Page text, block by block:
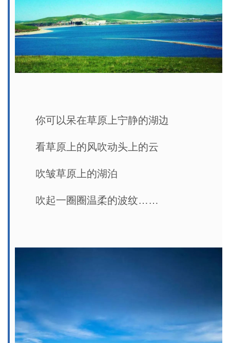
你可以呆在草原上宁静的湖边
看草原上的风吹动头上的云
吹皱草原上的湖泊
吹起一圈圈温柔的波纹……